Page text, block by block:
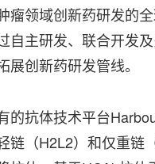
瘤领域创新药研发的
自主研发、联合开发
展创新药研发管线。
的抗体技术平台
链（H2L2）和仅重链